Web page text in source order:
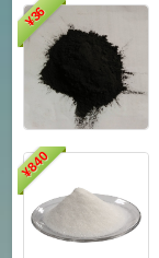
¥
36
¥
840